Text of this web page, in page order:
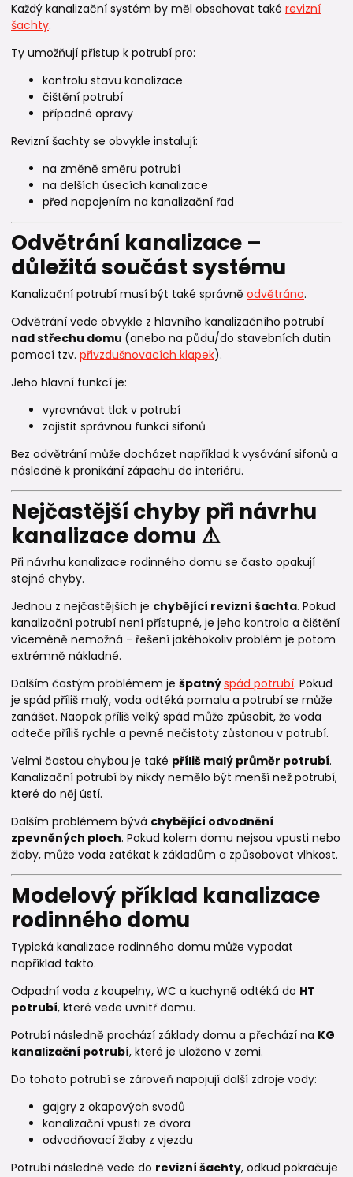
Každý kanalizační systém by měl obsahovat také revizní
šachty.
Ty umožňují přístup k potrubí pro:
kontrolu stavu kanalizace
čištění potrubí
případné opravy
Revizní šachty se obvykle instalují:
na změně směru potrubí
na delších úsecích kanalizace
před napojením na kanalizační řad
Odvětrání kanalizace –
důležitá součást systému
Kanalizační potrubí musí být také správně odvětráno.
Odvětrání vede obvykle z hlavního kanalizačního potrubí
nad střechu domu (anebo na půdu/do stavebních dutin
pomocí tzv. přivzdušnovacích klapek).
Jeho hlavní funkcí je:
vyrovnávat tlak v potrubí
zajistit správnou funkci sifonů
Bez odvětrání může docházet například k vysávání sifonů a
následně k pronikání zápachu do interiéru.
Nejčastější chyby při návrhu
kanalizace domu ⚠️
Při návrhu kanalizace rodinného domu se často opakují
stejné chyby.
Jednou z nejčastějších je chybějící revizní šachta. Pokud
kanalizační potrubí není přístupné, je jeho kontrola a čištění
víceméně nemožná - řešení jakéhokoliv problém je potom
extrémně nákladné.
Dalším častým problémem je špatnýspád potrubí. Pokud
je spád příliš malý, voda odtéká pomalu a potrubí se může
zanášet. Naopak příliš velký spád může způsobit, že voda
odteče příliš rychle a pevné nečistoty zůstanou v potrubí.
Velmi častou chybou je také příliš malý průměr potrubí.
Kanalizační potrubí by nikdy nemělo být menší než potrubí,
které do něj ústí.
Dalším problémem bývá chybějící odvodnění
zpevněných ploch. Pokud kolem domu nejsou vpusti nebo
žlaby, může voda zatékat k základům a způsobovat vlhkost.
Modelový příklad kanalizace
rodinného domu
Typická kanalizace rodinného domu může vypadat
například takto.
Odpadní voda z koupelny, WC a kuchyně odtéká do HT
potrubí, které vede uvnitř domu.
Potrubí následně prochází základy domu a přechází na KG
kanalizační potrubí, které je uloženo v zemi.
Do tohoto potrubí se zároveň napojují další zdroje vody:
gajgry z okapových svodů
kanalizační vpusti ze dvora
odvodňovací žlaby z vjezdu
Potrubí následně vede do revizní šachty, odkud pokračuje